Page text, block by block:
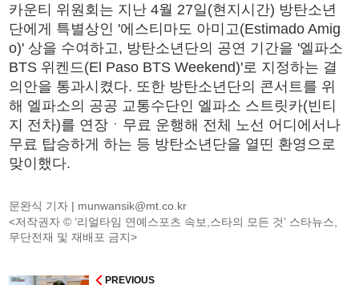
카운티 위원회는 지난 4월 27일(현지시간) 방탄소년
단에게 특별상인 '에스티마도 아미고(Estimado Amig
o)' 상을 수여하고, 방탄소년단의 공연 기간을 '엘파소
BTS 위켄드(El Paso BTS Weekend)'로 지정하는 결
의안을 통과시켰다. 또한 방탄소년단의 콘서트를 위
해 엘파소의 공공 교통수단인 엘파소 스트릿카(빈티
지 전차)를 연장ㆍ무료 운행해 전체 노선 어디에서나
무료 탑승하게 하는 등 방탄소년단을 열띤 환영으로
맞이했다.
문완식 기자 | munwansik@mt.co.kr
<저작권자 © ‘리얼타임 연예스포츠 속보,스타의 모든 것’ 스타뉴스,
무단전재 및 재배포 금지>
PREVIOUS